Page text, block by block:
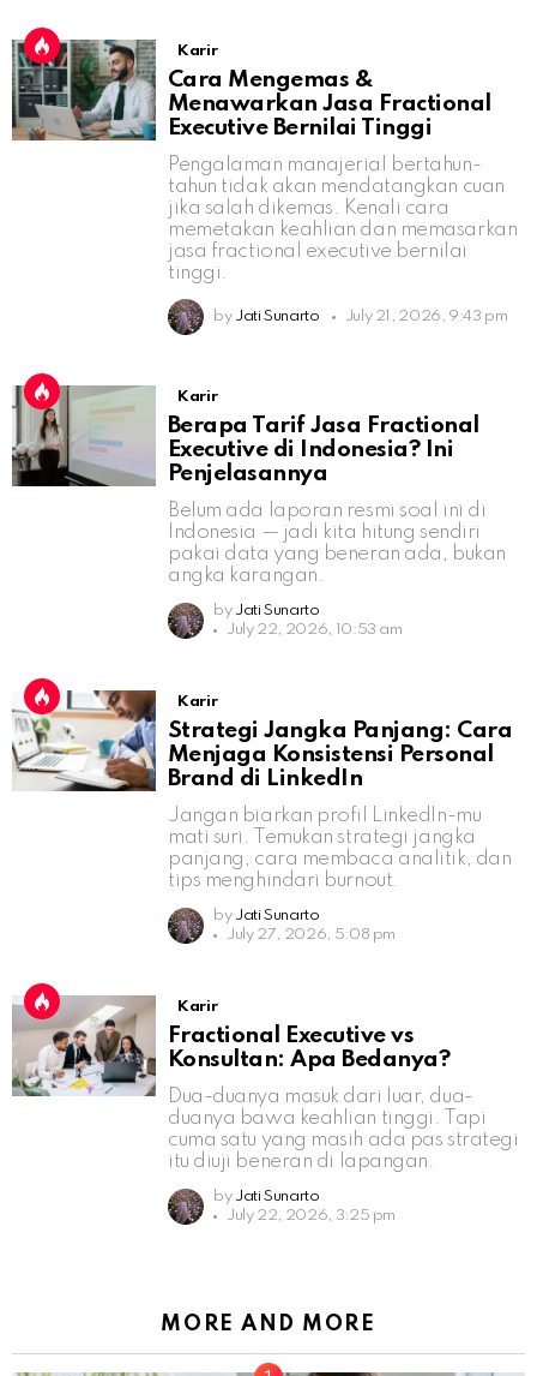
Karir
Cara Mengemas &
Menawarkan Jasa Fractional
Executive Bernilai Tinggi
Pengalaman manajerial bertahun-
tahun tidak akan mendatangkan cuan
jika salah dikemas. Kenali cara
memetakan keahlian dan memasarkan
jasa fractional executive bernilai
tinggi.
by Jati Sunarto July 21, 2026, 9:43 pm
Karir
Berapa Tarif Jasa Fractional
Executive di Indonesia? Ini
Penjelasannya
Belum ada laporan resmi soal ini di
Indonesia — jadi kita hitung sendiri
pakai data yang beneran ada, bukan
angka karangan.
by Jati Sunarto
July 22, 2026, 10:53 am
Karir
Strategi Jangka Panjang: Cara
Menjaga Konsistensi Personal
Brand di LinkedIn
Jangan biarkan profil LinkedIn-mu
mati suri. Temukan strategi jangka
panjang, cara membaca analitik, dan
tips menghindari burnout.
by Jati Sunarto
July 27, 2026, 5:08 pm
Karir
Fractional Executive vs
Konsultan: Apa Bedanya?
Dua-duanya masuk dari luar, dua-
duanya bawa keahlian tinggi. Tapi
cuma satu yang masih ada pas strategi
itu diuji beneran di lapangan.
by Jati Sunarto
July 22, 2026, 3:25 pm
MORE AND MORE